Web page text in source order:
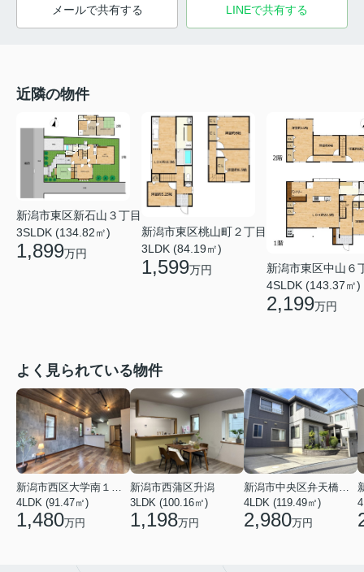
メールで共有する LINEで共有する
近隣の物件
新潟市東区新石山３丁目
3SLDK (134.82㎡)
1,899万円
新潟市東区桃山町２丁目
3LDK (84.19㎡)
1,599万円
新潟市東区中山６
4SLDK (143.37㎡)
2,199万円
よく見られている物件
4LDK (91.47㎡)
1,480万円
新潟市西蒲区升潟
3LDK (100.16㎡)
1,198万円
4LDK (119.49㎡)
2,980万円